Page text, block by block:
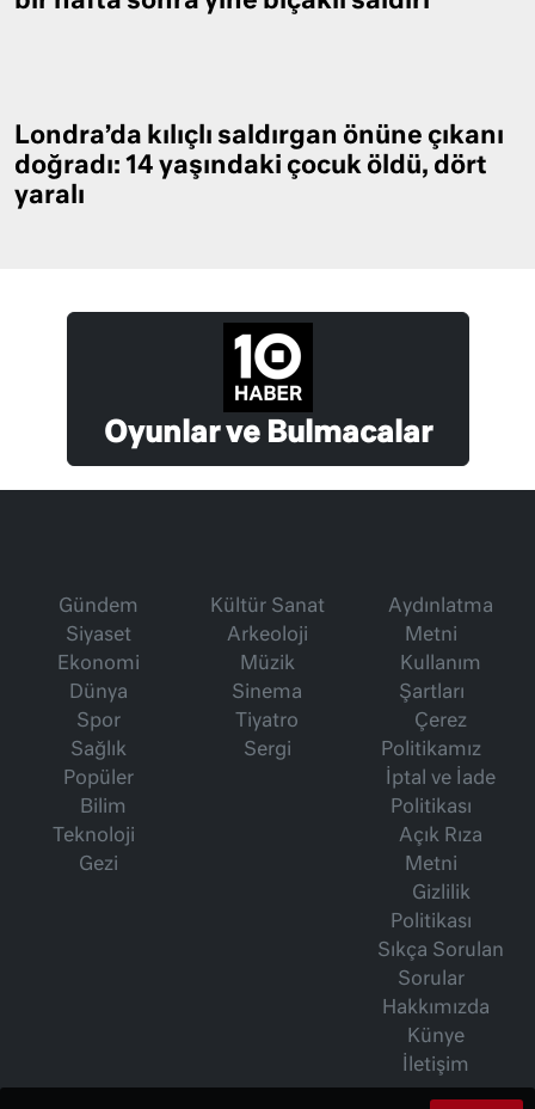
Londra’da kılıçlı saldırgan önüne çıkanı
doğradı: 14 yaşındaki çocuk öldü, dört
yaralı
Oyunlar ve Bulmacalar
Gündem
Siyaset
Ekonomi
Dünya
Spor
Sağlık
Popüler
Bilim
Teknoloji
Gezi
Kültür Sanat
Arkeoloji
Müzik
Sinema
Tiyatro
Sergi
Aydınlatma
Metni
Kullanım
Şartları
Çerez
Politikamız
İptal ve İade
Politikası
Açık Rıza
Metni
Gizlilik
Politikası
Sıkça Sorulan
Sorular
Hakkımızda
Künye
İletişim